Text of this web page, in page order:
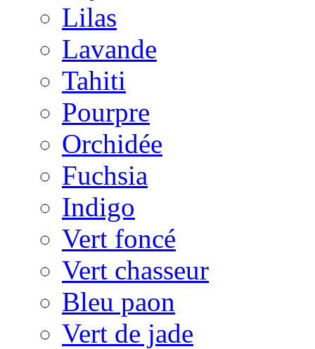
Lilas
Lavande
Tahiti
Pourpre
Orchidée
Fuchsia
Indigo
Vert foncé
Vert chasseur
Bleu paon
Vert de jade